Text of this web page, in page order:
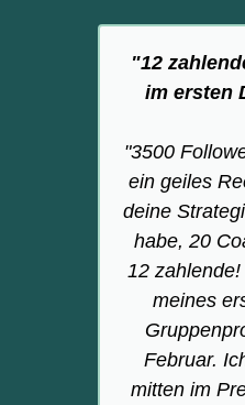
"12
im ersten
"3500
ein geiles
deine
habe, 20
12
meines
Februar.
mitten im